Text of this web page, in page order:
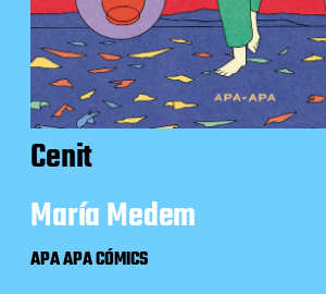
Cenit
María Medem
APA APA CÓMICS